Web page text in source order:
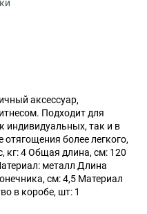
аксессуар,
Подходит для
индивидуальных, так и в
отягощения более легкого,
кг: 4 Общая длина, см: 120
металл Длина
см: 4,5 Материал
в коробе, шт: 1